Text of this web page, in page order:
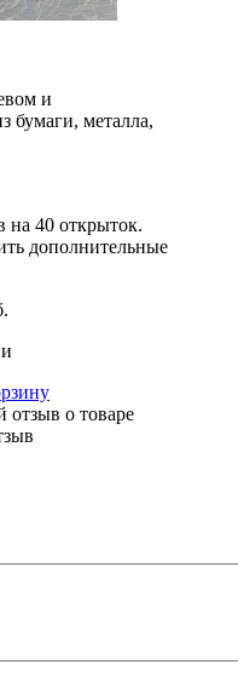
и
бумаги, металла,
на 40 открыток.
дополнительные
отзыв о товаре